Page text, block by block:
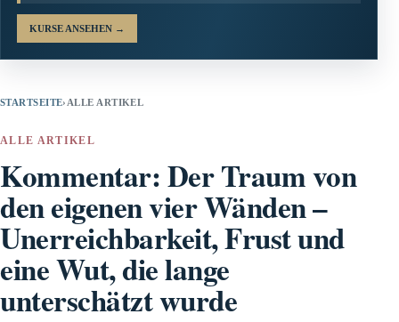
KURSE ANSEHEN →
STARTSEITE› ALLE ARTIKEL
ALLE ARTIKEL
Kommentar: Der Traum von
den eigenen vier Wänden –
Unerreichbarkeit, Frust und
eine Wut, die lange
unterschätzt wurde